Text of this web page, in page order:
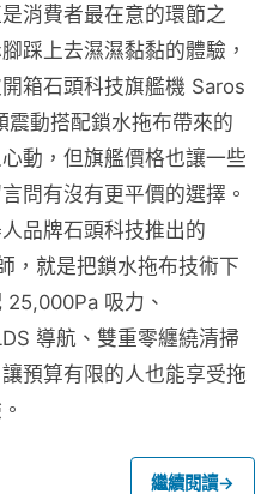
消費者最在意的環節之
踩上去濕濕黏黏的體驗，
箱石頭科技旗艦機 Saros
動搭配鎖水拖布帶來的
動，但旗艦價格也讓一些
問有沒有更平價的選擇。
品牌石頭科技推出的
，就是把鎖水拖布技術下
吸力、
導航、雙重零纏繞清掃
預算有限的人也能享受拖
繼續閱讀→